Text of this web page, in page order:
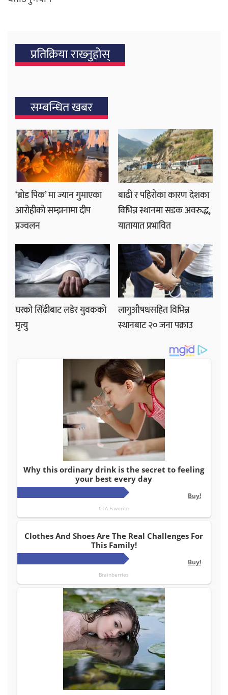
प्रतिक्रिया राख्‍नुहोस्
सम्बन्धित खबर
‘ब्रोड पिक’ मा ज्यान गुमाएका
आरोहीको सम्झनामा दीप
प्रज्वलन
बाढी र पहिरोका कारण देशका
विभिन्न स्थानमा सडक अवरुद्ध,
यातायात प्रभावित
घरको सिँढीबाट लडेर युवकको
मृत्यु
लागुऔषधसहित विभिन्न
स्थानबाट २० जना पक्राउ